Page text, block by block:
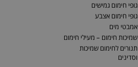
גופי חימום גמישים
גופי חימום אצבע
אמבטי מים
שמיכות חימום – מעילי חימום
תנורים לחימום שמיכות
וסדינים